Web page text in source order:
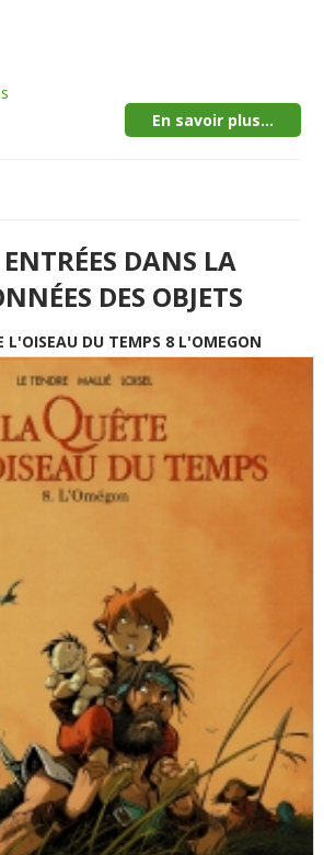
En savoir plus...
DANS LA
DES OBJETS
L'OISEAU DU TEMPS 8 L'OMEGON